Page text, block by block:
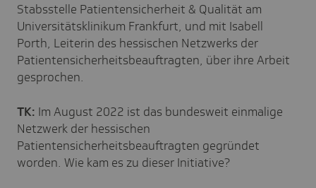
Stabsstelle Patientensicherheit & Qualität am
Universitätsklinikum Frankfurt, und mit Isabell
Porth, Leiterin des hessischen Netzwerks der
Patientensicherheitsbeauftragten, über ihre Arbeit
gesprochen.
TK: Im August 2022 ist das bundesweit einmalige
Netzwerk der hessischen
Patientensicherheitsbeauftragten gegründet
worden. Wie kam es zu dieser Initiative?